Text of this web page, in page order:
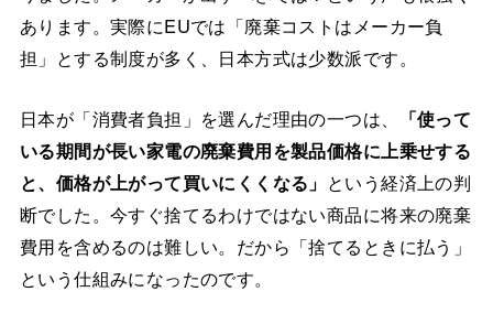
あります。実際にEUでは「廃棄コストはメーカー負
担」とする制度が多く、日本方式は少数派です。
日本が「消費者負担」を選んだ理由の一つは、
「使って
いる期間が長い家電の廃棄費用を製品価格に上乗せする
と、価格が上がって買いにくくなる」 という経済上の判
断でした。今すぐ捨てるわけではない商品に将来の廃棄
費用を含めるのは難しい。だから「捨てるときに払う」
という仕組みになったのです。